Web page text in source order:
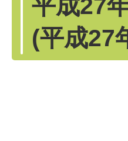
平成27
(平成27